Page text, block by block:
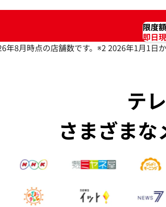
限度
即日
年8月時点の店舗数です。 ※2 2026年1月1日
テ
さまざまな